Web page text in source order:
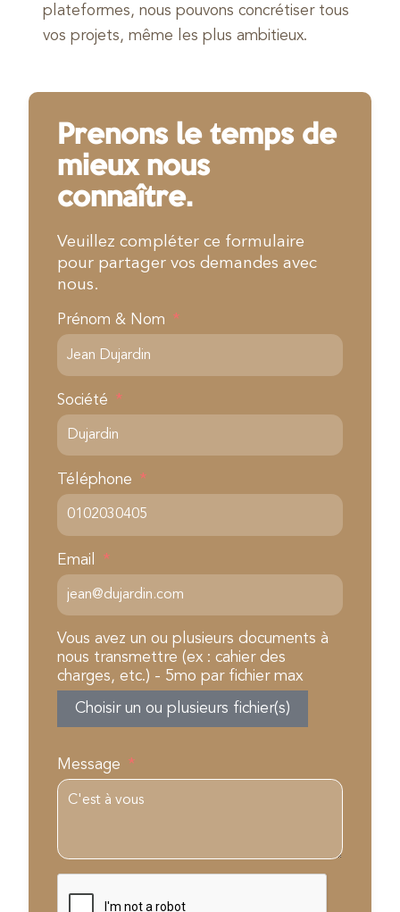
plateformes, nous pouvons concrétiser tous
vos projets, même les plus ambitieux.
Prenons le temps de
mieux nous
connaître.
Veuillez compléter ce formulaire
pour partager vos demandes avec
nous.
Prénom & Nom
Société
Téléphone
Email
Vous avez un ou plusieurs documents à
nous transmettre (ex : cahier des
charges, etc.) - 5mo par fichier max
Choisir un ou plusieurs fichier(s)
Message